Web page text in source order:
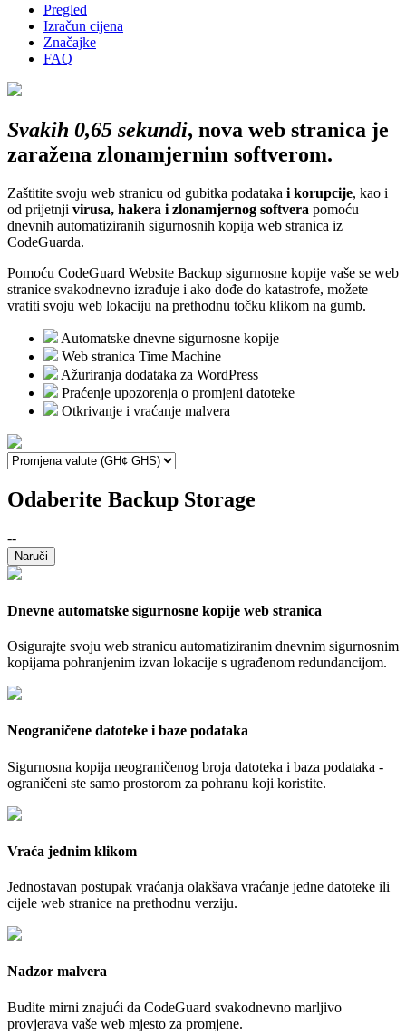
Pregled
Izračun cijena
Značajke
FAQ
Svakih 0,65 sekundi, nova web stranica je
zaražena zlonamjernim softverom.
Zaštitite svoju web stranicu od gubitka podataka i korupcije, kao i
od prijetnji virusa, hakera i zlonamjernog softvera pomoću
dnevnih automatiziranih sigurnosnih kopija web stranica iz
CodeGuarda.
Pomoću CodeGuard Website Backup sigurnosne kopije vaše se web
stranice svakodnevno izrađuje i ako dođe do katastrofe, možete
vratiti svoju web lokaciju na prethodnu točku klikom na gumb.
Automatske dnevne sigurnosne kopije
Web stranica Time Machine
Ažuriranja dodataka za WordPress
Praćenje upozorenja o promjeni datoteke
Otkrivanje i vraćanje malvera
Odaberite Backup Storage
--
Naruči
Dnevne automatske sigurnosne kopije web stranica
Osigurajte svoju web stranicu automatiziranim dnevnim sigurnosnim
kopijama pohranjenim izvan lokacije s ugrađenom redundancijom.
Neograničene datoteke i baze podataka
Sigurnosna kopija neograničenog broja datoteka i baza podataka -
ograničeni ste samo prostorom za pohranu koji koristite.
Vraća jednim klikom
Jednostavan postupak vraćanja olakšava vraćanje jedne datoteke ili
cijele web stranice na prethodnu verziju.
Nadzor malvera
Budite mirni znajući da CodeGuard svakodnevno marljivo
provjerava vaše web mjesto za promjene.